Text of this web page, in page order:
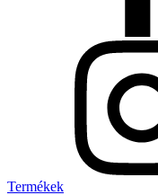
Termékek